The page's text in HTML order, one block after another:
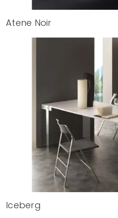
Atene Noir
Iceberg